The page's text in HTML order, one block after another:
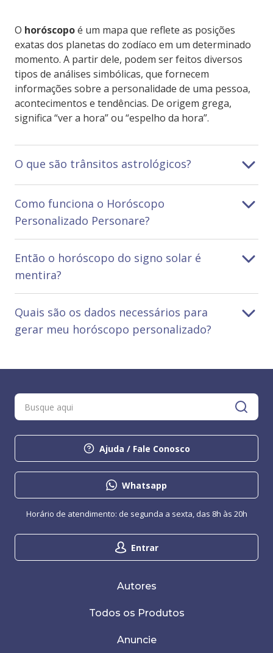
O horóscopoé um mapa que reflete as posições
exatas dos planetas do zodíaco em um determinado
momento. A partir dele, podem ser feitos diversos
tipos de análises simbólicas, que fornecem
informações sobre a personalidade de uma pessoa,
acontecimentos e tendências. De origem grega,
significa “ver a hora” ou “espelho da hora”.
O que são trânsitos astrológicos?
Como funciona o Horóscopo
Personalizado Personare?
Então o horóscopo do signo solar é
mentira?
Quais são os dados necessários para
gerar meu horóscopo personalizado?
Ajuda / Fale Conosco
Whatsapp
Entrar
Horário de atendimento: de segunda a sexta, das 8h às 20h
Autores
Todos os Produtos
Anuncie